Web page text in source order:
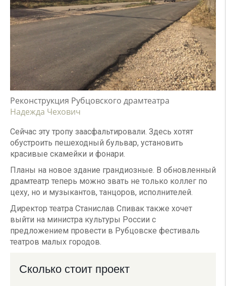
Реконструкция Рубцовского драмтеатра
Надежда Чехович
Сейчас эту тропу заасфальтировали. Здесь хотят
обустроить пешеходный бульвар, установить
красивые скамейки и фонари.
Планы на новое здание грандиозные. В обновленный
драмтеатр теперь можно звать не только коллег по
цеху, но и музыкантов, танцоров, исполнителей.
Директор театра Станислав Спивак также хочет
выйти на министра культуры России с
предложением провести в Рубцовске фестиваль
театров малых городов.
Сколько стоит проект